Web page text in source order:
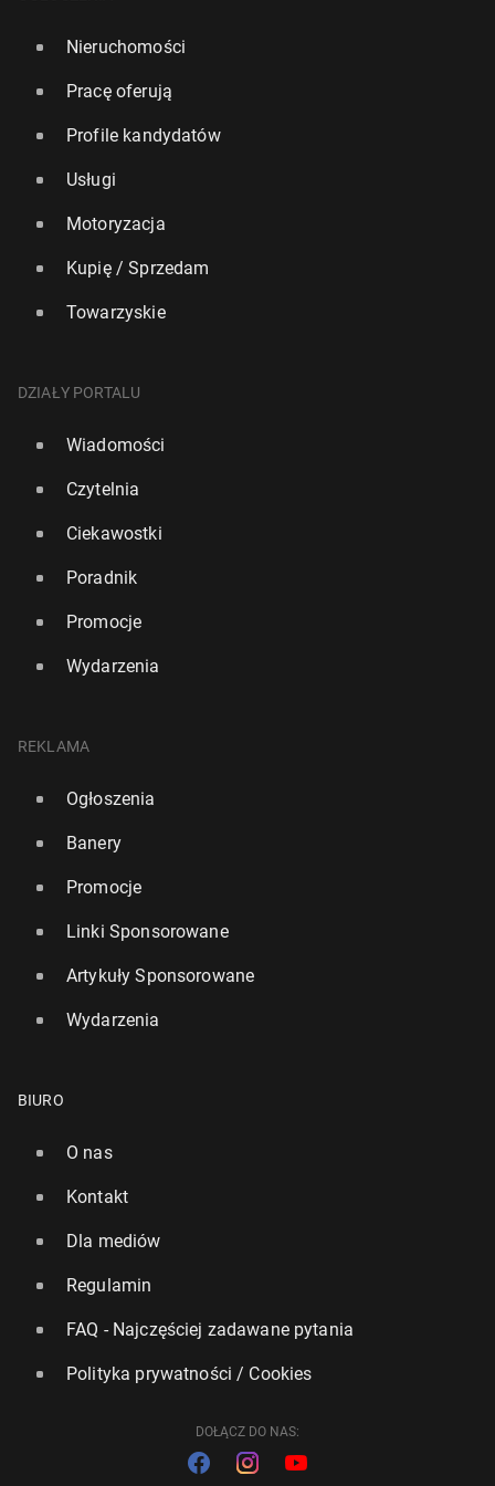
Nieruchomości
Pracę oferują
Profile kandydatów
Usługi
Motoryzacja
Kupię / Sprzedam
Towarzyskie
DZIAŁY PORTALU
Wiadomości
Czytelnia
Ciekawostki
Poradnik
Promocje
Wydarzenia
REKLAMA
Ogłoszenia
Banery
Promocje
Linki Sponsorowane
Artykuły Sponsorowane
Wydarzenia
BIURO
O nas
Kontakt
Dla mediów
Regulamin
FAQ - Najczęściej zadawane pytania
Polityka prywatności / Cookies
DOŁĄCZ DO NAS: